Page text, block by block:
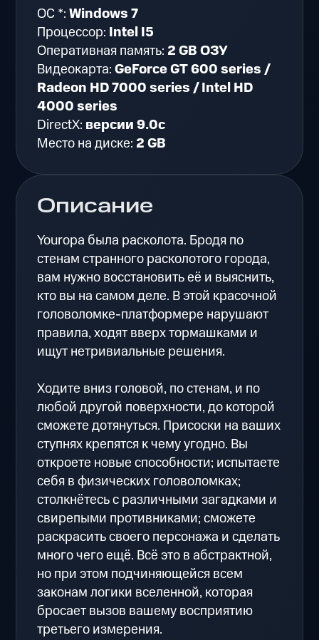
Описание
Youropa была расколота. Бродя по
стенам странного расколотого города,
вам нужно восстановить её и выяснить,
кто вы на самом деле. В этой красочной
головоломке-платформере нарушают
правила, ходят вверх тормашками и
ищут нетривиальные решения.
Ходите вниз головой, по стенам, и по
любой другой поверхности, до которой
сможете дотянуться. Присоски на ваших
ступнях крепятся к чему угодно. Вы
откроете новые способности; испытаете
себя в физических головоломках;
столкнётесь с различными загадками и
свирепыми противниками; сможете
раскрасить своего персонажа и сделать
много чего ещё. Всё это в абстрактной,
но при этом подчиняющейся всем
законам логики вселенной, которая
бросает вызов вашему восприятию
третьего измерения.
ОС *:Windows 7
Процессор: Intel I5
Оперативная память: 2 GB ОЗУ
Видеокарта:GeForce GT 600 series /
Radeon HD 7000 series / Intel HD
4000 series
DirectX: версии 9.0c
Место на диске: 2 GB